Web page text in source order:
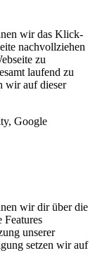
wir das Klick-
nachvollziehen
zu
laufend zu
wir auf dieser
Google
wir dir über die
Features
unserer
setzen wir auf